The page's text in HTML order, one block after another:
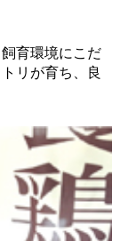
育環境にこだ
リが育ち、良